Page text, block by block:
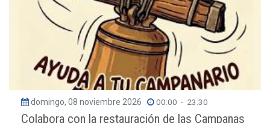
domingo, 08 noviembre 2026 00:00 - 23:30
Colabora con la restauración de las Campanas